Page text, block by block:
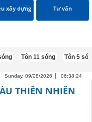
xây dựng Tư vấn
Tôn 11 sóng Tôn 5 sóng
Sunday, 09/08/2026 06:38:25
THIÊN NHIÊN